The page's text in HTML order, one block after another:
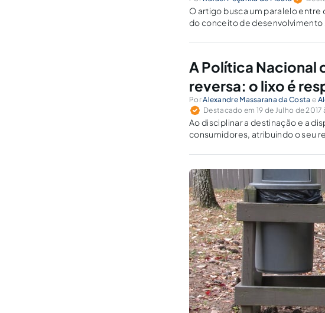
O artigo busca um paralelo
do conceito de desenvolvimento
A Política Nacional
reversa: o lixo é
PorAlexandre Massarana da Costa e
Destacado em 19 de Julho de 2017
Ao disciplinar a destinação e a
consumidores, atribuindo o seu
compartilhada.